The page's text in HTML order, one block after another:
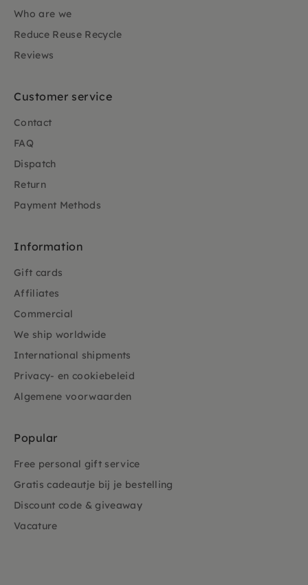
Who are we
Reduce Reuse Recycle
Reviews
Customer service
Contact
FAQ
Dispatch
Return
Payment Methods
Information
Gift cards
Affiliates
Commercial
We ship worldwide
International shipments
Privacy- en cookiebeleid
Algemene voorwaarden
Popular
Free personal gift service
Gratis cadeautje bij je bestelling
Discount code & giveaway
Vacature